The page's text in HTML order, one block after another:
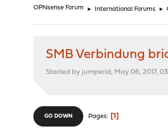
OPNsense Forum ► International Forums ►
SMB Verbindung
Started by jumperid, May 06, 2017,
GO DOWN Pages 1